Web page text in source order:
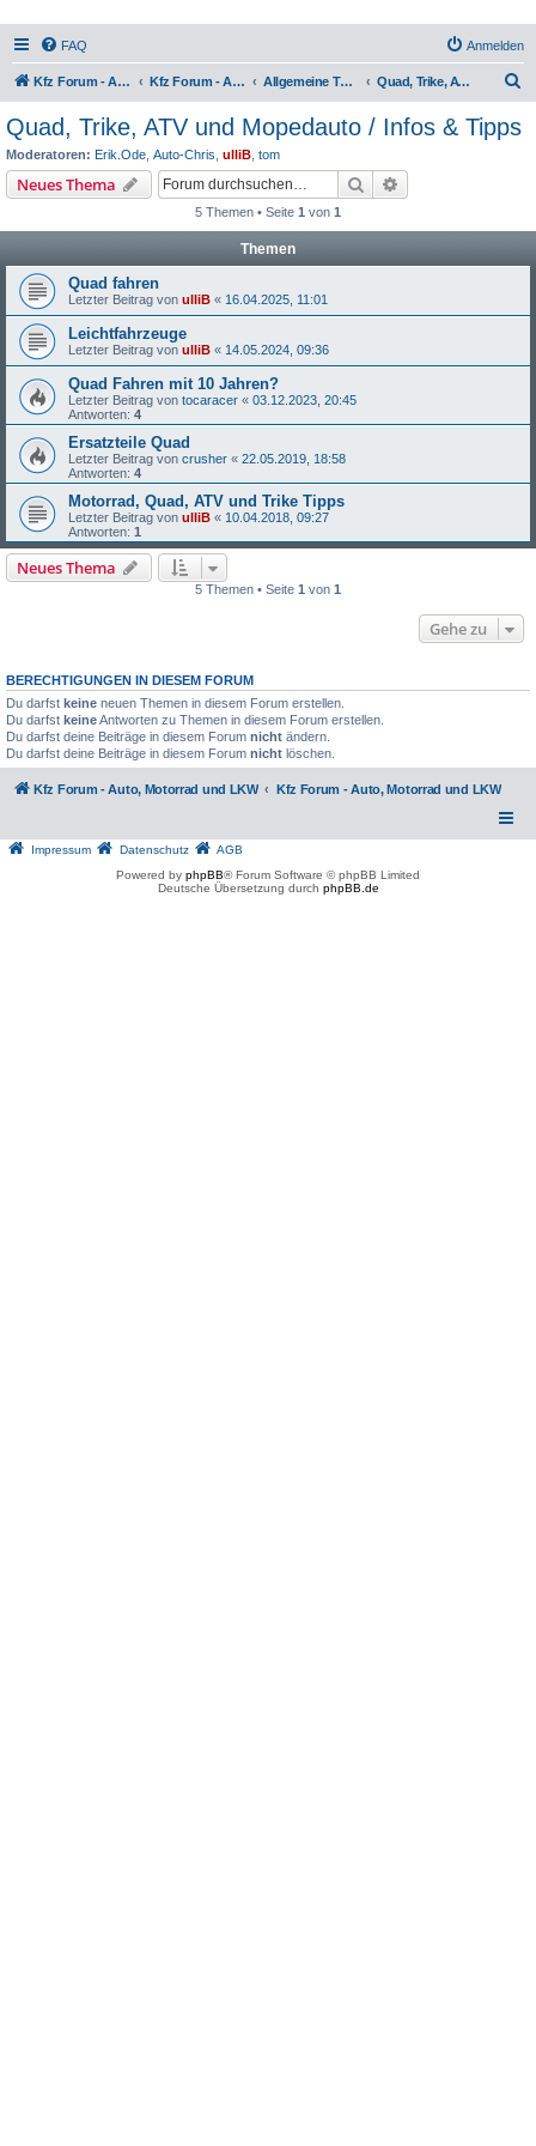
FAQ Anmelden
Kfz Forum - Auto, Motorrad und LKW Kfz Forum - Auto, Motorrad und LKW Allgemeine Themen rund um Motorräder, Trikes, Quads, ATVs, zweirädrige Kleinkrafträder, Mopedautos und Microcars Quad, Trike, ATV und Mopedauto / Infos & Tipps
Quad, Trike, ATV und Mopedauto / Infos & Tipps
Moderatoren: Erik.Ode Auto-Chris ulliB tom
Neues Thema Suche
5 Themen • Seite 1 von 1
Themen
Quad fahren
Letzter Beitrag von ulliB « 16.04.2025, 11:01
Leichtfahrzeuge
Letzter Beitrag von ulliB « 14.05.2024, 09:36
Quad Fahren mit 10 Jahren?
Letzter Beitrag von tocaracer « 03.12.2023, 20:45
Antworten: 4
Ersatzteile Quad
Letzter Beitrag von crusher « 22.05.2019, 18:58
Antworten: 4
Motorrad, Quad, ATV und Trike Tipps
Letzter Beitrag von ulliB « 10.04.2018, 09:27
Antworten: 1
Neues Thema
5 Themen • Seite 1 von 1
Gehe zu
BERECHTIGUNGEN IN DIESEM FORUM
Du darfst keine neuen Themen in diesem Forum erstellen.
Du darfst keineAntworten zu Themen in diesem Forum erstellen.
Du darfst deine Beiträge in diesem Forum nicht ändern.
Du darfst deine Beiträge in diesem Forum nicht löschen.
Kfz Forum - Auto, Motorrad und LKW Kfz Forum - Auto, Motorrad und LKW
Impressum Datenschutz
AGB
Powered by phpBB® Forum Software © phpBB Limited
Deutsche Übersetzung durch phpBB.de